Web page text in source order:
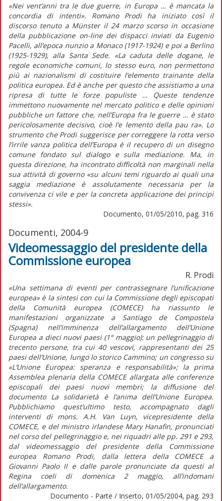
«Nei vent’anni tra le due guerre, in Europa … è mancata la
concordia di intenti». Romano Prodi ha iniziato così il
discorso tenuto a Münster il 24 marzo scorso in occasione
della pubblicazione on-line dei dispacci inviati da Eugenio
Pacelli, all’epoca nunzio a Monaco (1917-1924) e poi a Berlino
(1925-1929), alla Santa Sede. «La caduta delle dogane, le
regole economiche comuni, lo stesso euro, non permettono
più ai nazionalismi di costituire l’elemento trainante della
politica europea. Ed è anche per questo che assistiamo a una
ripresa di tutte le forze populiste … Queste tendenze
immettono nuovamente nel mercato politico e delle opinioni
pubbliche un fattore che, nell’Europa fra le guerre … è stato
pericolosamente decisivo, cioè l’e lemento della pau ra». Lo
strumento che Prodi suggerisce per correggere la rotta verso
l’irrile vanza politica dell’Europa è il recupero di un disegno
comune fondato sul dialogo e sulla mediazione. Ma, in
questa direzione, ha incontrato difficoltà non marginali nella
sua attività di governo «su alcuni temi riguardo ai quali una
saggia mediazione è assolutamente necessaria per la
convivenza ci vile e per la concreta applicazione dei principi
stessi».
Documento, 01/05/2010, pag. 316
Documenti, 2004-9
Videomessaggio del presidente della
Commissione europea
R. Prodi
«Una settimana di eventi per contrassegnare l’unificazione
europea» è la sintesi con cui la Commissione degli episcopati
della Comunità europea (COMECE) ha riassunto le
manifestazioni organizzate a Santiago de Compostela
(Spagna) nell’imminenza dell’allargamento dell’Unione
Europea a dieci nuovi paesi (1° maggio): un pellegrinaggio di
trecento persone, tra cui 40 vescovi, rappresentanti dei 25
paesi dell’Unione, lungo lo storico Cammino; un congresso su
«L’Unione Europea: speranza e responsabilità»; la prima
Assemblea plenaria della COMECE allargata alle conferenze
episcopali dei paesi nuovi membri; la diffusione del
documento La solidarietà è l’anima dell’Unione Europea.
Pubblichiamo quest’ultimo testo, accompagnato dagli
interventi di mons. A.H. Van Luyn, vicepresidente della
COMECE, e del ministro irlandese Mary Hanafin, pronunciati
nel corso del pellegrinaggio e, nei riquadri alle pp. 291 e 293,
dal videomessaggio del presidente della Commissione
europea Romano Prodi, dalla lettera della COMECE a
Giovanni Paolo II e dalle parole pronunciate da questi al
Regina coeli di domenica 2 maggio, all’indomani
dell’allargamento.
Documento - Parte / Inserto, 01/05/2004, pag. 293